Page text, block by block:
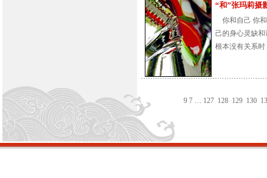
“和”张玛莉摄
你和自己 你和
己的身心灵缺
根本没有关系时
9 7… 127 128 129 130